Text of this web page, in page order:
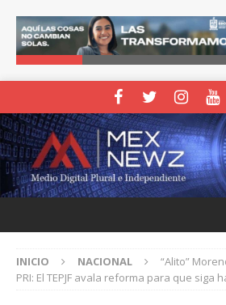
INICIO NACIONAL
“Alito”
PRI: El TEPJF avala reforma para que siga